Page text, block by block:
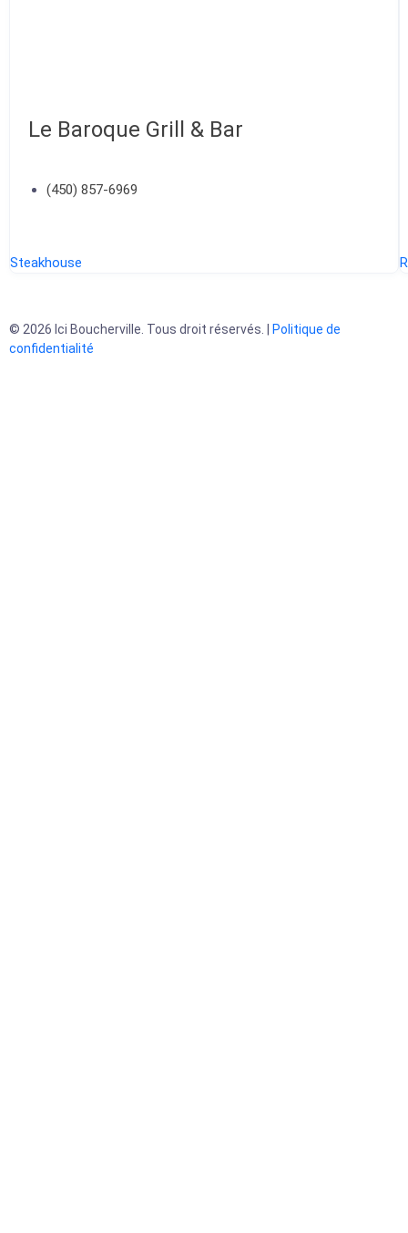
Le Baroque Grill & Bar
(450) 857-6969
Steakhouse
© 2026 Ici Boucherville. Tous droit réservés. |
Politique de
confidentialité